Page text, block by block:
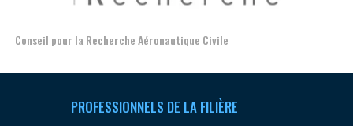
Espace d'orientation référent des métiers autour de l'avion
PROFESSIONNELS DE LA FILIÈRE